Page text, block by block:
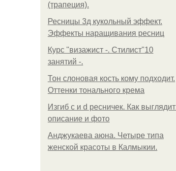
(трапеция).
Ресницы 3д кукольный эффект.
Эффекты наращивания ресниц
Курс "визажист -. Стилист"10
занятий -.
Тон слоновая кость кому подходит.
Оттенки тонального крема
Изгиб c и d ресничек. Как
описание и фото
Анджукаева аюна. Четыре типа
женской красоты в Калмыкии.